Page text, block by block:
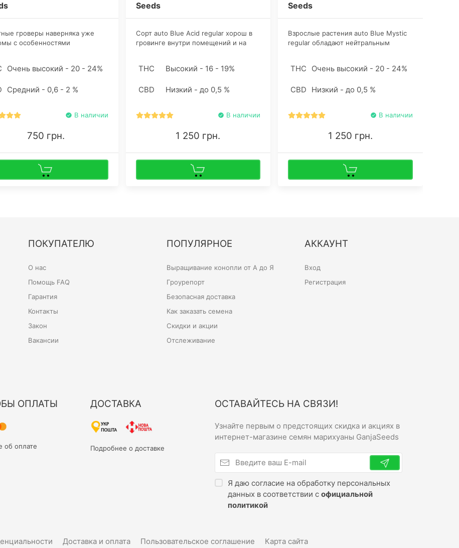
гроверы наверняка уже
с особенностями
Штамм подходит для
Очень высокий - 20 - 24%
Средний - 0,6 - 2 %
В наличии
750 грн.
Seeds
Сорт auto Blue Acid regular хорош в
гровинге внутри помещений и на
выращиванию, что привлекает
коноплеводы решают купить семена
THC Высокий - 16 - 19%
CBD Низкий - до 0,5 %
В наличии
1 250 грн.
Seeds
Взрослые растения auto Blue Mystic
regular обладают нейтральным
употребления, автоцветущий гибрид
за простоту гровинга и высокое
THC Очень высокий - 20 - 24%
CBD Низкий - до 0,5 %
В наличии
1 250 грн.
ПОКУПАТЕЛЮ
О нас
Помощь FAQ
Гарантия
Контакты
Закон
Вакансии
ПОПУЛЯРНОЕ
Выращивание конопли от А до Я
Гроурепорт
Безопасная доставка
Как заказать семена
Скидки и акции
Отслеживание
АККАУНТ
Вход
Регистрация
ОПЛАТЫ
об оплате
ДОСТАВКА
Подробнее о доставке
ОСТАВАЙТЕСЬ НА СВЯЗИ!
Узнайте первым о предстоящих скидка и акциях в
интернет-магазине семян марихуаны GanjaSeeds
Я даю согласие на обработку персональных
данных в соответствии софициальной
политикой
Доставка и оплата Пользовательское соглашение Карта сайта